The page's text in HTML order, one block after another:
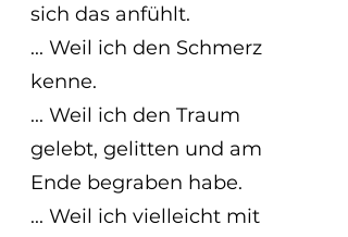
sich das anfühlt.
... Weil ich den Schmerz
kenne.
... Weil ich den Traum
gelebt, gelitten und am
Ende begraben habe.
... Weil ich vielleicht mit